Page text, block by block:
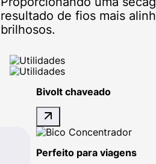
resultado de fios mais
brilhosos.
Bivolt chaveado
Perfeito para viagens